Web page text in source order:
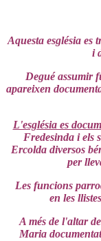
Aquesta església es
i
Degué assumir
apareixen
L'església es
Fredesinda i els
Ercolda diversos
per
Les funcions
en les
A més de l'altar
Maria